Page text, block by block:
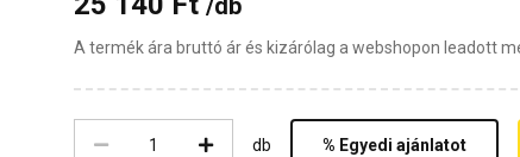
A termék ára bruttó ár és kizárólag a webshopon leadott
db
% Egyedi ajánlatot